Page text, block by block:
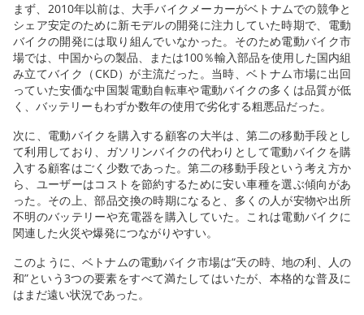
まず、2010年以前は、大手バイクメーカーがベトナムでの競争と
シェア安定のために新モデルの開発に注力していた時期で、電動
バイクの開発には取り組んでいなかった。そのため電動バイク市
場では、中国からの製品、または100％輸入部品を使用した国内組
み立てバイク（CKD）が主流だった。当時、ベトナム市場に出回
っていた安価な中国製電動自転車や電動バイクの多くは品質が低
く、バッテリーもわずか数年の使用で劣化する粗悪品だった。
次に、電動バイクを購入する顧客の大半は、第二の移動手段とし
て利用しており、ガソリンバイクの代わりとして電動バイクを購
入する顧客はごく少数であった。第二の移動手段という考え方か
ら、ユーザーはコストを節約するために安い車種を選ぶ傾向があ
った。その上、部品交換の時期になると、多くの人が安物や出所
不明のバッテリーや充電器を購入していた。これは電動バイクに
関連した火災や爆発につながりやすい。
このように、ベトナムの電動バイク市場は“天の時、地の利、人の
和”という3つの要素をすべて満たしてはいたが、本格的な普及に
はまだ遠い状況であった。